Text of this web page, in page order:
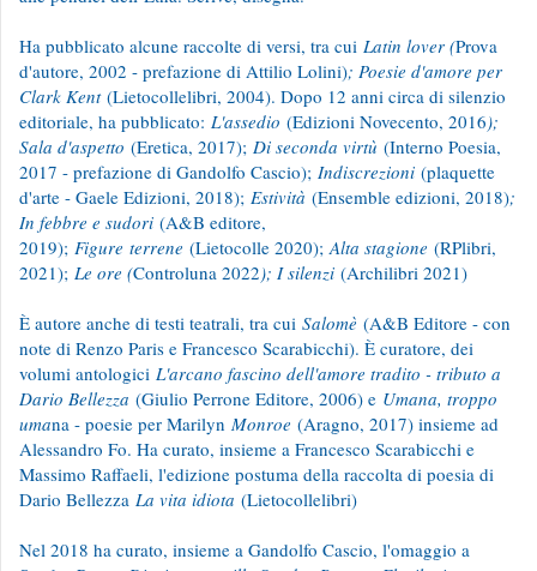
Ha pubblicato alcune raccolte di versi, tra cui Latin lover (Prova
d'autore, 2002 - prefazione di Attilio Lolini); Poesie d'amore per
Clark Kent(Lietocollelibri, 2004). Dopo 12 anni circa di silenzio
editoriale, ha pubblicato: L'assedio (Edizioni Novecento, 2016);
Sala d'aspetto (Eretica, 2017); Di seconda virtù (Interno Poesia,
2017 - prefazione di Gandolfo Cascio); Indiscrezioni (plaquette
d'arte - Gaele Edizioni, 2018); Estività (Ensemble edizioni, 2018);
In febbre e sudori (A&B editore,
2019); Figure terrene (Lietocolle 2020);Alta stagione (RPlibri,
2021); Le ore (Controluna 2022); I silenzi (Archilibri 2021)
È autore anche di testi teatrali, tra cui Salomè (A&B Editore - con
note di Renzo Paris e Francesco Scarabicchi). È curatore, dei
volumi antologici L'arcano fascino dell'amore tradito - tributo a
Dario Bellezza (Giulio Perrone Editore, 2006) e Umana, troppo
umana - poesie per Marilyn Monroe (Aragno, 2017) insieme ad
Alessandro Fo. Ha curato, insieme a Francesco Scarabicchi e
Massimo Raffaeli, l'edizione postuma della raccolta di poesia di
Dario Bellezza La vita idiota (Lietocollelibri)
Nel 2018 ha curato, insieme a Gandolfo Cascio, l'omaggio a